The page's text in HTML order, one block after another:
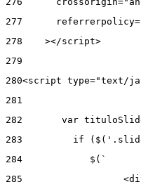
277
278
    ></script>
279
280<script type="text/
281
282
var
283
if
284
            $(`
285